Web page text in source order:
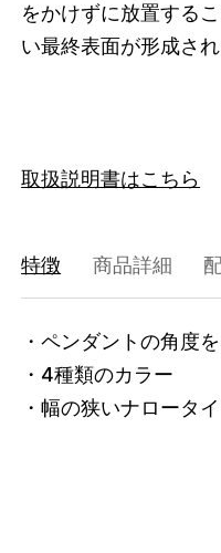
をかけずに放置する
い最終表面が形成され
取扱説明書はこちら
特徴 商品詳細
・ペンダントの角度
・4種類のカラー
・幅の狭いナロータ